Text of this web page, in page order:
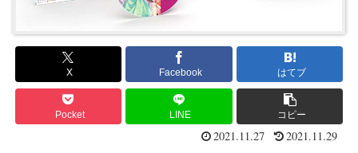
X Facebook はてブ
Pocket LINE コピー
2021.11.27 2021.11.29